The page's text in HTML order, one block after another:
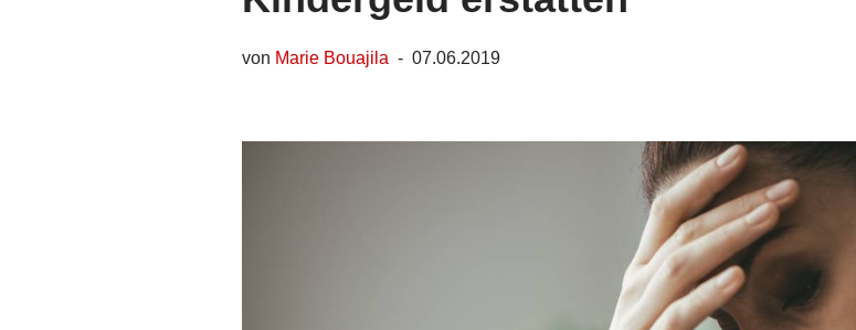
von Marie Bouajila 07.06.2019